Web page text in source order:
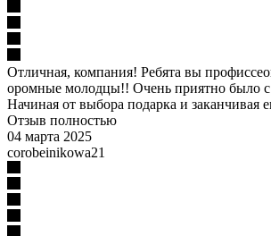
Отличная, компания! Ребята вы
оромные молодцы!! Очень приятно было с
Начиная от выбора подарка и заканчивая
Отзыв полностью
04 марта 2025
corobeinikowa21